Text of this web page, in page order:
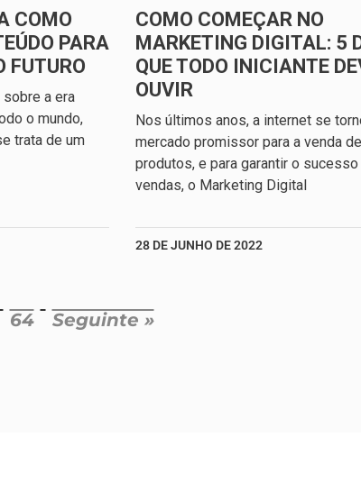
COMO
PARA
FUTURO
a era
o mundo,
trata de um
COMO COMEÇAR NO
MARKETING DIGITAL: 5
QUE TODO INICIANTE
OUVIR
Nos últimos anos, a internet se
mercado promissor para a venda de
produtos, e para garantir o
vendas, o Marketing Digital
28 DE JUNHO DE 2022
64 Seguinte »